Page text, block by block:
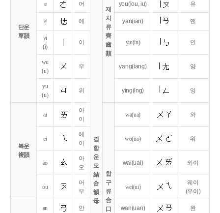
단운
單韻
결
합
운
모
結
合
韻
母
제
치
류
齊
齒
類
e 어 you(iou,iu) 유
ê 에 yan(ian) 옌
yi
(i)
이 yin(in) 인
wu
(u)
우 yang(iang) 양
yu
(u)
위 ying(ing) 잉
복운
複韻
ai
아
이
합
구
류
合
口
wa(ua) 와
ei
에
이
wo(uo) 워
ao
아
오
wai(uai) 와이
ou
어
우
wei(ui)
웨이
(우이)
an 안 wan(uan) 완